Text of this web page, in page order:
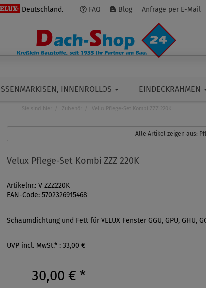
Deutschland. FAQ Blog Anfrage per E-Mail
INNENROLLOS EINDECKRAHMEN
Sie sind hier Zubehör Velux Pflege-Set Kombi ZZZ 220K
Alle Artikel zeigen aus:
Velux Pflege-Set Kombi ZZZ 220K
Artikelnr.: V ZZZ220K
EAN-Code: 5702326915468
Schaumdichtung und Fett für VELUX Fenster GGU, GPU, GHU,
UVP incl. MwSt.* : 33,00 €
30,00 € *